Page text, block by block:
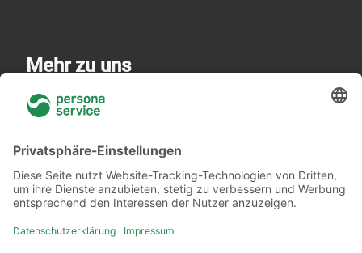
Mehr zu uns
Über uns
Akademie
Rechtliches